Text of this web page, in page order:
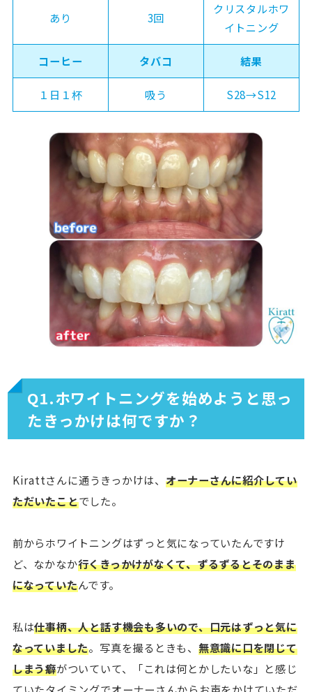
あり 3回
クリスタルホワ
イトニング
コーヒー タバコ 結果
１日１杯 吸う S28→S12
Q1.ホワイトニングを始めようと思っ
たきっかけは何ですか？
Kirattさんに通うきっかけは、 オーナーさんに紹介してい
ただいたことでした。
前からホワイトニングはずっと気になっていたんですけ
ど、なかなか行くきっかけがなくて、ずるずるとそのまま
になっていたんです。
私は仕事柄、人と話す機会も多いので、口元はずっと気に
なっていました。写真を撮るときも、 無意識に口を閉じて
しまう癖がついていて、「これは何とかしたいな」と感じ